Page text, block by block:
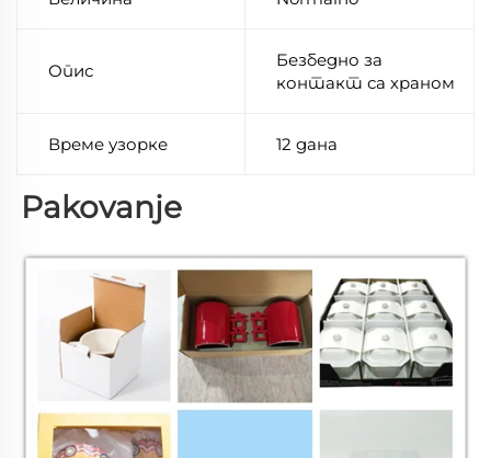
Опис
Безбедно за
контакт са храном
Време узорке 12 дана
Pakovanje